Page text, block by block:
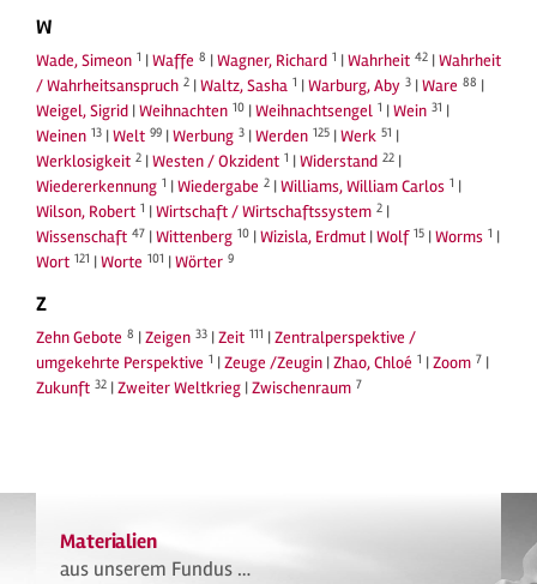
W
Wade, Simeon 1 |Waffe 8 |Wagner, Richard 1 |Wahrheit 42 |Wahrheit
/ Wahrheitsanspruch 2 |Waltz, Sasha 1 |Warburg, Aby 3 |Ware 88 |
Weigel, Sigrid |Weihnachten 10 |Weihnachtsengel 1 |Wein 31 |
Weinen 13 |Welt 99 |Werbung 3 |Werden 125 |Werk 51 |
Werklosigkeit 2 |Westen / Okzident 1 |Widerstand 22 |
Wiedererkennung 1 |Wiedergabe 2 |Williams, William Carlos 1 |
Wilson, Robert 1 |Wirtschaft / Wirtschaftssystem 2 |
Wissenschaft 47 |Wittenberg 10 |Wizisla, Erdmut |Wolf 15 |Worms 1 |
Wort 121 |Worte 101 |Wörter 9
Z
Zehn Gebote 8 |Zeigen 33 |Zeit 111 |Zentralperspektive /
umgekehrte Perspektive 1 |Zeuge /Zeugin |Zhao, Chloé 1 |Zoom 7 |
Zukunft 32 |Zweiter Weltkrieg |Zwischenraum 7
Materialien
aus unserem Fundus …